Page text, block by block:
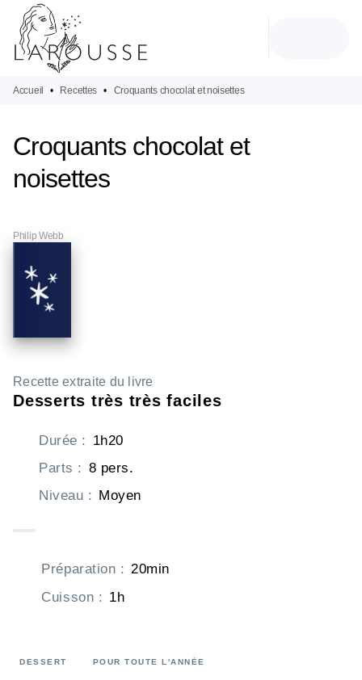
MENU
PIED DE PAGE
Accueil • Recettes • Croquants chocolat et noisettes
Croquants chocolat et
noisettes
Philip Webb
Recette extraite du livre
Desserts très très faciles
Durée : 1h20
Parts : 8 pers.
Niveau : Moyen
Préparation : 20min
Cuisson : 1h
DESSERT POUR TOUTE L'ANNÉE